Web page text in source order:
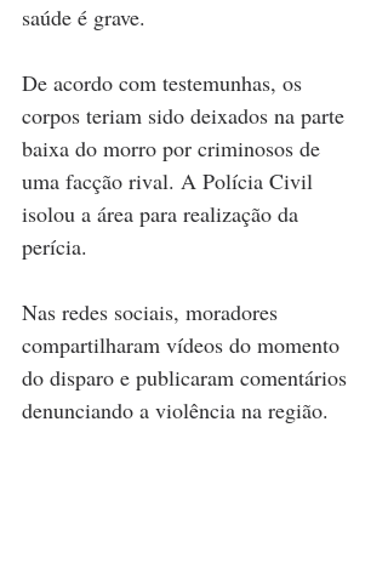
saúde é grave.
De acordo com testemunhas, os
corpos teriam sido deixados na parte
baixa do morro por criminosos de
uma facção rival. A Polícia Civil
isolou a área para realização da
perícia.
Nas redes sociais, moradores
compartilharam vídeos do momento
do disparo e publicaram comentários
denunciando a violência na região.